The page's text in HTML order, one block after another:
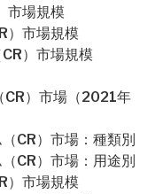
市場規模
）市場規模
）市場規模
CR）市場（2021年
CR）市場：種類別
CR）市場：用途別
）市場規模